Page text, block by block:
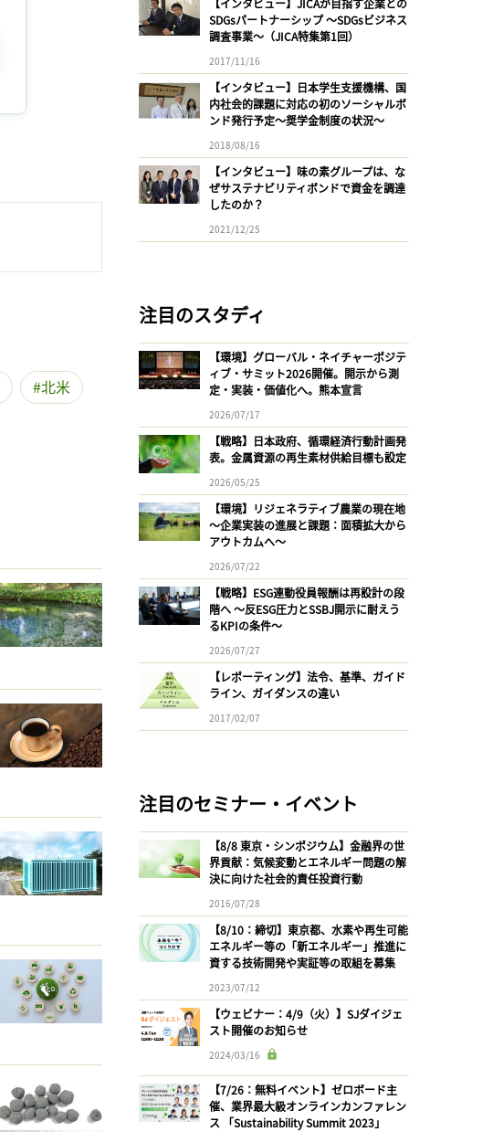
北米
【インタビュー】JICAが目指す企業との
SDGsパートナーシップ 〜SDGsビジネス
調査事業〜（JICA特集第1回）
2017/11/16
【インタビュー】日本学生支援機構、国
内社会的課題に対応の初のソーシャルボ
ンド発行予定〜奨学金制度の状況〜
2018/08/16
【インタビュー】味の素グループは、な
ぜサステナビリティボンドで資金を調達
したのか？
2021/12/25
注目のスタディ
【環境】グローバル・ネイチャーポジテ
ィブ・サミット2026開催。開示から測
定・実装・価値化へ。熊本宣言
2026/07/17
【戦略】日本政府、循環経済行動計画発
表。金属資源の再生素材供給目標も設定
2026/05/25
【環境】リジェネラティブ農業の現在地
〜企業実装の進展と課題：面積拡大から
アウトカムへ〜
2026/07/22
【戦略】ESG連動役員報酬は再設計の段
階へ 〜反ESG圧力とSSBJ開示に耐えう
るKPIの条件〜
2026/07/27
【レポーティング】法令、基準、ガイド
ライン、ガイダンスの違い
2017/02/07
注目のセミナー・イベント
【8/8 東京・シンポジウム】金融界の世
界貢献：気候変動とエネルギー問題の解
決に向けた社会的責任投資行動
2016/07/28
【8/10：締切】東京都、水素や再生可能
エネルギー等の「新エネルギー」推進に
資する技術開発や実証等の取組を募集
2023/07/12
【ウェビナー：4/9（火）】SJダイジェ
スト開催のお知らせ
2024/03/16
【7/26：無料イベント】ゼロボード主
催、業界最大級オンラインカンファレン
ス 「Sustainability Summit 2023」